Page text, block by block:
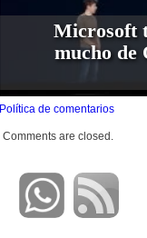
Microsoft
mucho de
Política de comentarios
Comments are closed.